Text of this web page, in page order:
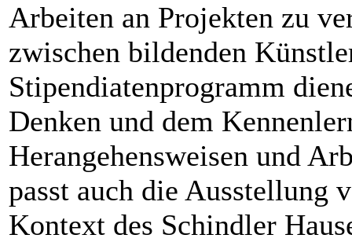
Arbeiten an Projekten zu
zwischen bildenden
Stipendiatenprogramm
Denken und dem
Herangehensweisen und
passt auch die Ausstellung
Kontext des Schindler